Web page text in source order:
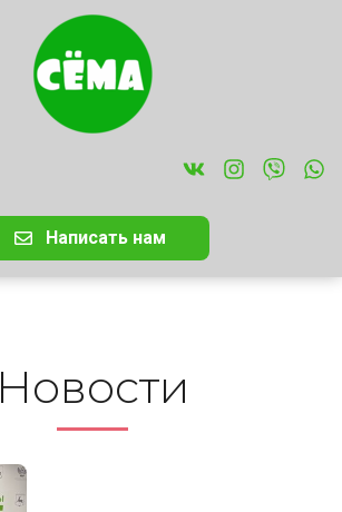
Написать нам
Новости